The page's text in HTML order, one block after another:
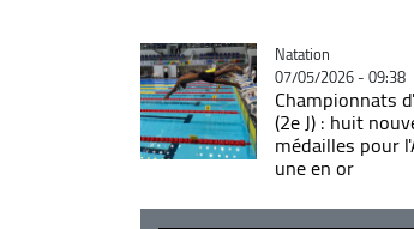
Catégorie
Natation
07/05/2026 - 09:38
Championnats
(2e J) : huit
médailles pour
une en or